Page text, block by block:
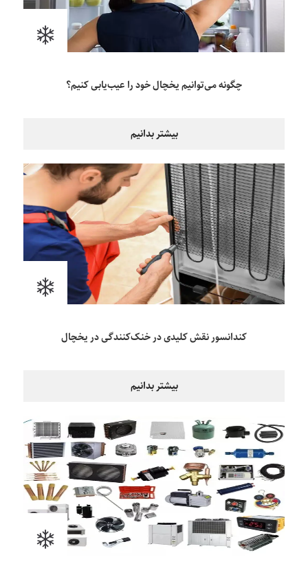
چگونه می‌توانیم یخچال خود را عیب‌یابی کنیم؟
بیشتر بدانیم
کندانسور نقش کلیدی در خنک‌کنندگی در یخچال
بیشتر بدانیم